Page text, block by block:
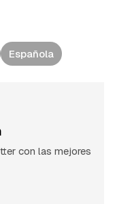
Española
con las mejores